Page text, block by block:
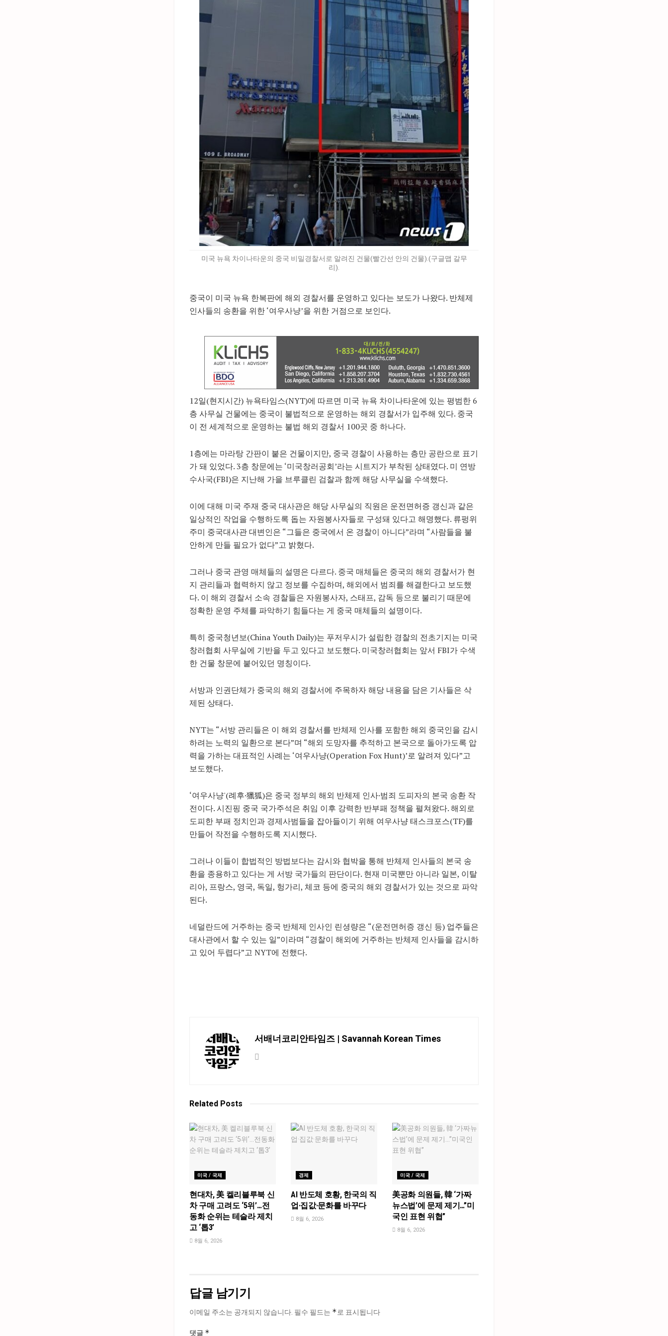
미국 뉴욕 차이나타운의 중국 비밀경찰서로 알려진 건물(빨간선 안의 건물).(구글맵 갈무
리).
중국이 미국 뉴욕 한복판에 해외 경찰서를 운영하고 있다는 보도가 나왔다. 반체제
인사들의 송환을 위한 ‘여우사냥’을 위한 거점으로 보인다.
12일(현지시간) 뉴욕타임스(NYT)에 따르면 미국 뉴욕 차이나타운에 있는 평범한 6
층 사무실 건물에는 중국이 불법적으로 운영하는 해외 경찰서가 입주해 있다. 중국
이 전 세계적으로 운영하는 불법 해외 경찰서 100곳 중 하나다.
1층에는 마라탕 간판이 붙은 건물이지만, 중국 경찰이 사용하는 층만 공란으로 표기
가 돼 있었다. 3층 창문에는 ‘미국창러공회’라는 시트지가 부착된 상태였다. 미 연방
수사국(FBI)은 지난해 가을 브루클린 검찰과 함께 해당 사무실을 수색했다.
이에 대해 미국 주재 중국 대사관은 해당 사무실의 직원은 운전면허증 갱신과 같은
일상적인 작업을 수행하도록 돕는 자원봉사자들로 구성돼 있다고 해명했다. 류펑위
주미 중국대사관 대변인은 “그들은 중국에서 온 경찰이 아니다”라며 “사람들을 불
안하게 만들 필요가 없다”고 밝혔다.
그러나 중국 관영 매체들의 설명은 다르다. 중국 매체들은 중국의 해외 경찰서가 현
지 관리들과 협력하지 않고 정보를 수집하며, 해외에서 범죄를 해결한다고 보도했
다. 이 해외 경찰서 소속 경찰들은 자원봉사자, 스태프, 감독 등으로 불리기 때문에
정확한 운영 주체를 파악하기 힘들다는 게 중국 매체들의 설명이다.
특히 중국청년보(China Youth Daily)는 푸저우시가 설립한 경찰의 전초기지는 미국
창러협회 사무실에 기반을 두고 있다고 보도했다. 미국창러협회는 앞서 FBI가 수색
한 건물 창문에 붙어있던 명칭이다.
서방과 인권단체가 중국의 해외 경찰서에 주목하자 해당 내용을 담은 기사들은 삭
제된 상태다.
NYT는 “서방 관리들은 이 해외 경찰서를 반체제 인사를 포함한 해외 중국인을 감시
하려는 노력의 일환으로 본다”며 “해외 도망자를 추적하고 본국으로 돌아가도록 압
력을 가하는 대표적인 사례는 ‘여우사냥(Operation Fox Hunt)’로 알려져 있다”고
보도했다.
‘여우사냥'(례후·獵狐)은 중국 정부의 해외 반체제 인사·범죄 도피자의 본국 송환 작
전이다. 시진핑 중국 국가주석은 취임 이후 강력한 반부패 정책을 펼쳐왔다. 해외로
도피한 부패 정치인과 경제사범들을 잡아들이기 위해 여우사냥 태스크포스(TF)를
만들어 작전을 수행하도록 지시했다.
그러나 이들이 합법적인 방법보다는 감시와 협박을 통해 반체제 인사들의 본국 송
환을 종용하고 있다는 게 서방 국가들의 판단이다. 현재 미국뿐만 아니라 일본, 이탈
리아, 프랑스, 영국, 독일, 헝가리, 체코 등에 중국의 해외 경찰서가 있는 것으로 파악
된다.
네덜란드에 거주하는 중국 반체제 인사인 린셩량은 “(운전면허증 갱신 등) 업주들은
대사관에서 할 수 있는 일”이라며 “경찰이 해외에 거주하는 반체제 인사들을 감시하
고 있어 두렵다”고 NYT에 전했다.
서배너코리안타임즈 | Savannah Korean Times
Related Posts
미국 / 국제
현대차, 美 켈리블루북 신
차 구매 고려도 ‘5위’…전
동화 순위는 테슬라 제치
고 ‘톱3’
8월 6, 2026
경제
AI 반도체 호황, 한국의 직
업·집값·문화를 바꾸다
8월 6, 2026
미국 / 국제
美공화 의원들, 韓 ‘가짜
뉴스법’에 문제 제기…”미
국인 표현 위협”
8월 6, 2026
답글 남기기
이메일 주소는 공개되지 않습니다. 필수 필드는 *로 표시됩니다
댓글 *